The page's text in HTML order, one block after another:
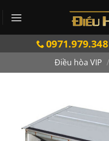
qua
0971.979.348
Điều hòa VIP /